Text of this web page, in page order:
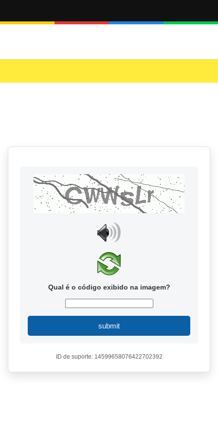
Qual é o código exibido na imagem?
submit
ID de suporte: 14599658076422702392